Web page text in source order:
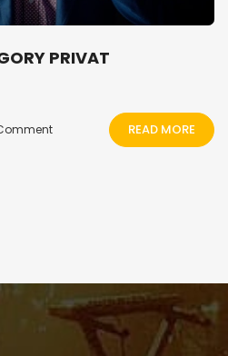
PRIVAT
READ MORE